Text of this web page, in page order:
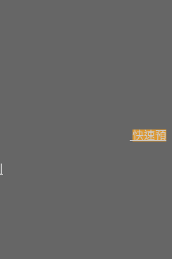
快速預